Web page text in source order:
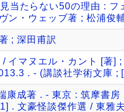
当たらない50の理由 : フ
ン・ウェッブ著 ; 松浦俊
; 深田甫訳
イマヌエル・カント [著]
. - (講談社学術文庫 ;
康成著 . - 東京 : 筑摩書
. 文豪怪談傑作選 / 東雅